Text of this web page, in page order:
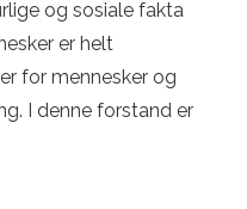
og sosiale fakta
er helt
for mennesker og
I denne forstand er